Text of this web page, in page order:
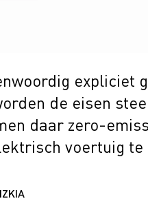
expliciet
de eisen
daar zero-
voertuig te